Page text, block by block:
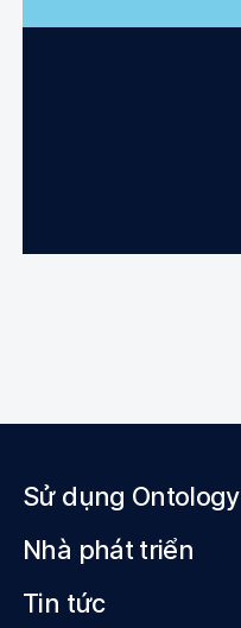
Sử dụng Ontology
Nhà phát triển
Tin tức